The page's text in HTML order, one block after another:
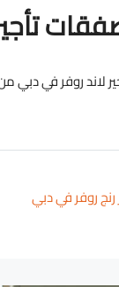
روفر في دبي
روفر في دبي